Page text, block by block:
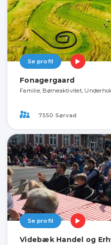
Se profil
Fonagergaard
Familie, Børneaktivitet,
7550 Sørvad
Se profil
Videbæk Handel og